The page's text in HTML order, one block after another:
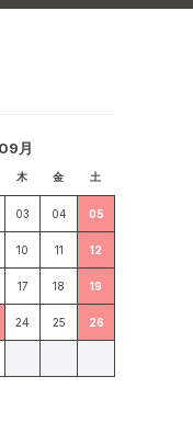
月
木 金 土
03 04 05
10 11 12
17 18 19
24 25 26